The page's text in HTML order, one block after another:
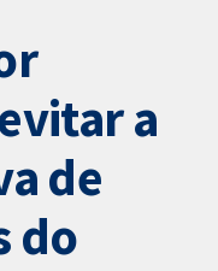
a
de
do